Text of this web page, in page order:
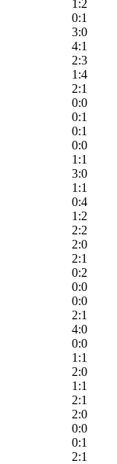
1:2
0:1
3:0
4:1
2:3
1:4
2:1
0:0
0:1
0:1
0:0
1:1
3:0
1:1
0:4
1:2
2:2
2:0
2:1
0:2
0:0
0:0
2:1
4:0
0:0
1:1
2:0
1:1
2:1
2:0
0:0
0:1
2:1